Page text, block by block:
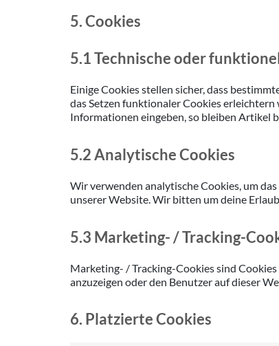
5. Cookies
5.1 Technische oder
Einige Cookies stellen sicher, dass
das Setzen funktionaler Cookies
Informationen eingeben, so bleiben Artikel
5.2 Analytische Cookies
Wir verwenden analytische Cookies, um
unserer Website. Wir bitten um deine
5.3 Marketing- / Tracking-
Marketing- / Tracking-Cookies sind
anzuzeigen oder den Benutzer auf dieser
6. Platzierte Cookies